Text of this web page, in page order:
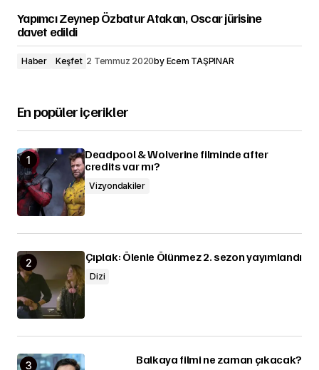
Yapımcı Zeynep Özbatur Atakan, Oscar jürisine
davet edildi
Haber Keşfet 2 Temmuz 2020by Ecem TAŞPINAR
En popüler içerikler
Deadpool & Wolverine filminde after
credits var mı?
Vizyondakiler
Çıplak: Ölenle Ölünmez 2. sezon yayımlandı
Dizi
Balkaya filmi ne zaman çıkacak?